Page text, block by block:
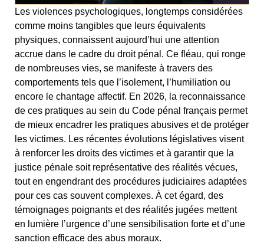
Les violences psychologiques, longtemps considérées
comme moins tangibles que leurs équivalents
physiques, connaissent aujourd’hui une attention
accrue dans le cadre du droit pénal. Ce fléau, qui ronge
de nombreuses vies, se manifeste à travers des
comportements tels que l’isolement, l’humiliation ou
encore le chantage affectif. En 2026, la reconnaissance
de ces pratiques au sein du Code pénal français permet
de mieux encadrer les pratiques abusives et de protéger
les victimes. Les récentes évolutions législatives visent
à renforcer les droits des victimes et à garantir que la
justice pénale soit représentative des réalités vécues,
tout en engendrant des procédures judiciaires adaptées
pour ces cas souvent complexes. À cet égard, des
témoignages poignants et des réalités jugées mettent
en lumière l’urgence d’une sensibilisation forte et d’une
sanction efficace des abus moraux.